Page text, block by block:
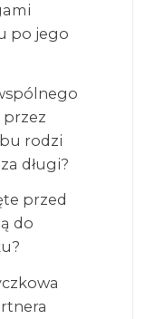
po jego
rodzi
długi?
przed
do